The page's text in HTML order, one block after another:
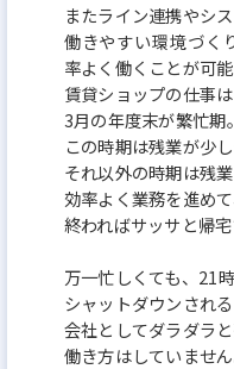
またライン連携やシ
働きやすい環境づく
率よく働くことが可能
賃貸ショップの仕事は
3月の年度末が繁忙期。
この時期は残業が少し
それ以外の時期は残業
効率よく業務を進めて
終わればサッサと帰
万一忙しくても、21
シャットダウンされる
会社としてダラダラ
働き方はしていません